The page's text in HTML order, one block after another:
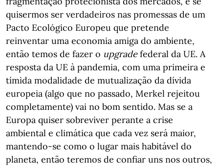
quisermos ser verdadeiros nas promessas de um
Pacto Ecológico Europeu que pretende
reinventar uma economia amiga do ambiente,
então temos de fazer o upgradefederal da UE. A
resposta da UE à pandemia, com uma primeira e
tímida modalidade de mutualização da dívida
europeia (algo que no passado, Merkel rejeitou
completamente) vai no bom sentido. Mas se a
Europa quiser sobreviver perante a crise
ambiental e climática que cada vez será maior,
mantendo-se como o lugar mais habitável do
planeta, então teremos de confiar uns nos outros,